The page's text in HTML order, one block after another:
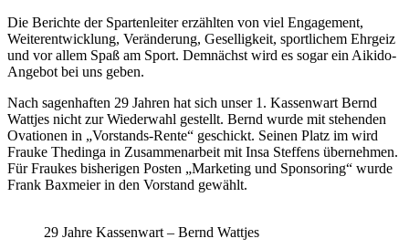
Die Berichte der Spartenleiter erzählten von viel Engagement,
Weiterentwicklung, Veränderung, Geselligkeit, sportlichem Ehrgeiz
und vor allem Spaß am Sport. Demnächst wird es sogar ein Aikido-
Angebot bei uns geben.
Nach sagenhaften 29 Jahren hat sich unser 1. Kassenwart Bernd
Wattjes nicht zur Wiederwahl gestellt. Bernd wurde mit stehenden
Ovationen in „Vorstands-Rente“ geschickt. Seinen Platz im wird
Frauke Thedinga in Zusammenarbeit mit Insa Steffens übernehmen.
Für Fraukes bisherigen Posten „Marketing und Sponsoring“ wurde
Frank Baxmeier in den Vorstand gewählt.
29 Jahre Kassenwart – Bernd Wattjes